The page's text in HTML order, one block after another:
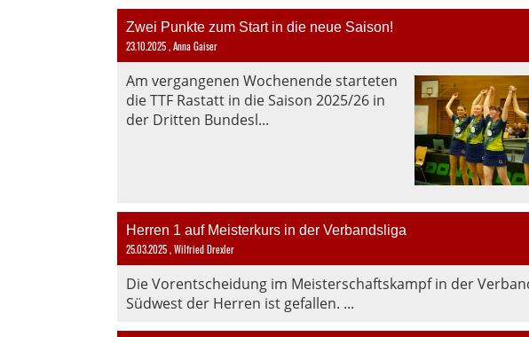
Zwei Punkte zum Start in die neue Saison!
23.10.2025, Anna Gaiser
Am vergangenen Wochenende starteten
die TTF Rastatt in die Saison 2025/26 in
der Dritten Bundesl...
Herren 1 auf Meisterkurs in der Verbandsliga
25.03.2025, Wilfried Drexler
Die Vorentscheidung im Meisterschaftskampf in der
Südwest der Herren ist gefallen. ...